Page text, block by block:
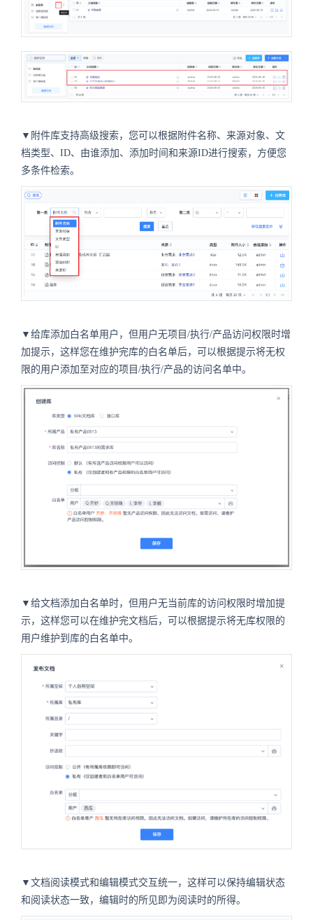
▼附件库支持高级搜索，您可以根据附件名称、来源对象、文
档类型、ID、由谁添加、添加时间和来源ID进行搜索，方便您
多条件检索。
▼给库添加白名单用户，但用户无项目/执行/产品访问权限时增
加提示，这样您在维护完库的白名单后，可以根据提示将无权
限的用户添加至对应的项目/执行/产品的访问名单中。
▼给文档添加白名单时，但用户无当前库的访问权限时增加提
示，这样您可以在维护完文档后，可以根据提示将无库权限的
用户维护到库的白名单中。
▼文档阅读模式和编辑模式交互统一，这样可以保持编辑状态
和阅读状态一致，编辑时的所见即为阅读时的所得。